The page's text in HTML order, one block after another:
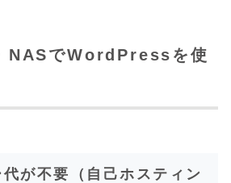
でWordPressを使
が不要（自己ホスティン